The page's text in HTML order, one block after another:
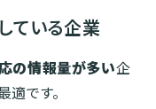
ている企業
の情報量が多い企
です。